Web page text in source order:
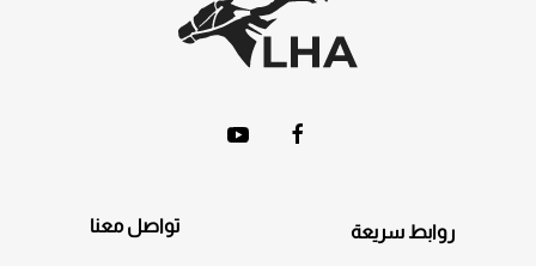
روابط سريعة تواصل معنا